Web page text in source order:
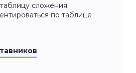
сложения
по таблице